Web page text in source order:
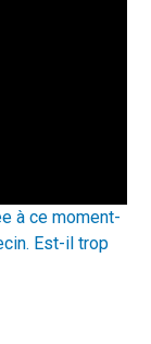
à ce moment-
Est-il trop